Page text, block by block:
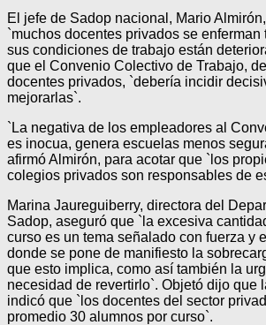
El jefe de Sadop nacional, Mario
`muchos docentes privados se
sus condiciones de trabajo están
que el Convenio Colectivo de Trabajo,
docentes privados, `debería incidir
mejorarlas`.
`La negativa de los empleadores al
es inocua, genera escuelas menos
afirmó Almirón, para acotar que `los
colegios privados son responsables de
Marina Jaureguiberry, directora del
Sadop, aseguró que `la excesiva
curso es un tema señalado con fuerza y
donde se pone de manifiesto la
que esto implica, como así también la
necesidad de revertirlo`. Objetó dijo que
indicó que `los docentes del sector
promedio 30 alumnos por curso`.